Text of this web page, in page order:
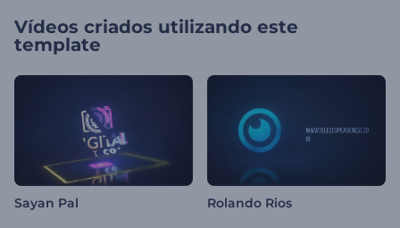
Vídeos criados utilizando este
template
Sayan Pal Rolando Rios